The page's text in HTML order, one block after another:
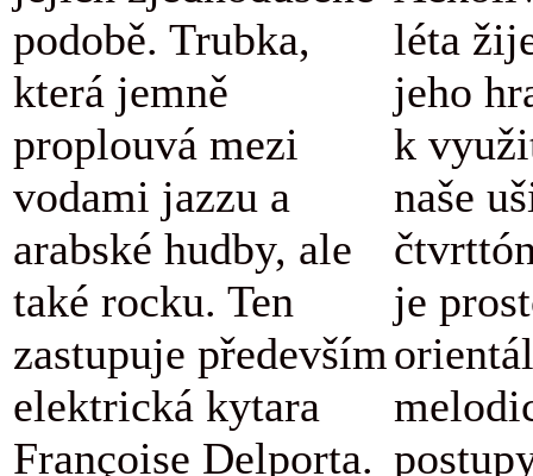
podobě. Trubka,
která jemně
proplouvá mezi
vodami jazzu a
arabské hudby, ale
také rocku. Ten
zastupuje především
elektrická kytara
Françoise Delporta.
léta
jeho
k
naše
je